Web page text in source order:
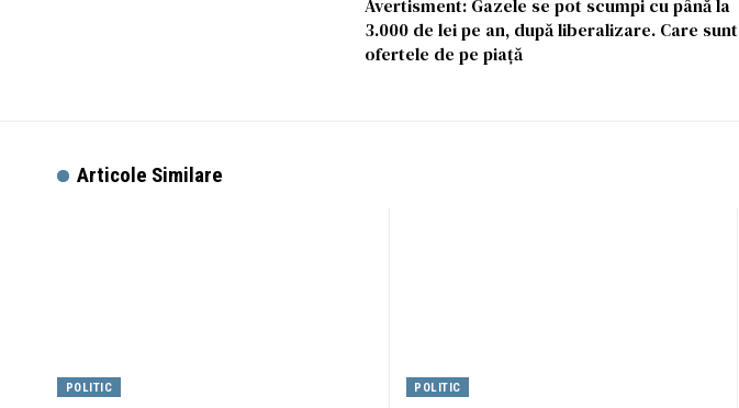
Avertisment: Gazele se pot scumpi cu până la
3.000 de lei pe an, după liberalizare. Care sunt
ofertele de pe piață
Articole Similare
POLITIC POLITIC